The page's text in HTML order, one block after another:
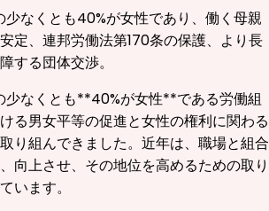
少なくとも40%が女性であり、働く母親
定、連邦労働法第170条の保護、より長
する団体交渉。
少なくとも**40%が女性**である労働組
る男女平等の促進と女性の権利に関わる
り組んできました。近年は、職場と組合
向上させ、その地位を高めるための取り
います。